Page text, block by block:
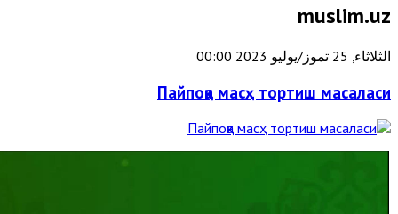
muslim.uz
الثلاثاء, 25 تموز/يوليو 2023 00:00
Пайпоққа масҳ тортиш масаласи